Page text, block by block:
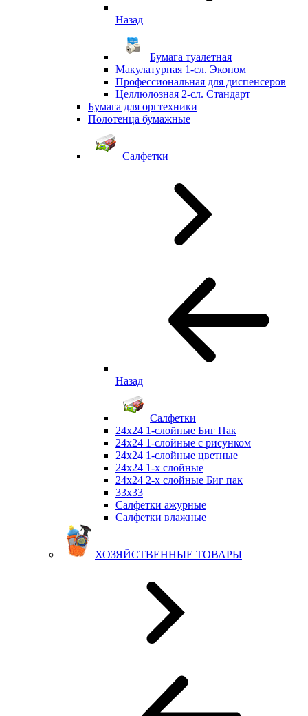
Назад
Бумага туалетная
Макулатурная 1-сл. Эконом
Профессиональная для диспенсеров
Целлюлозная 2-сл. Стандарт
Бумага для оргтехники
Полотенца бумажные
Салфетки
Назад
Салфетки
24х24 1-слойные Биг Пак
24х24 1-слойные с рисунком
24х24 1-слойные цветные
24х24 1-х слойные
24х24 2-х слойные Биг пак
33х33
Салфетки ажурные
Салфетки влажные
ХОЗЯЙСТВЕННЫЕ ТОВАРЫ